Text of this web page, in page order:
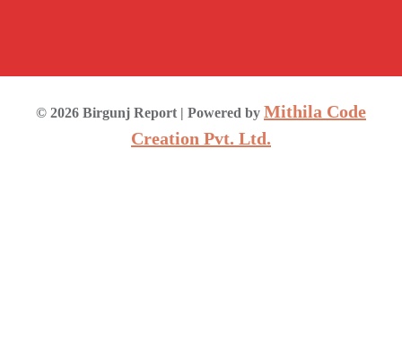
© 2026 Birgunj Report | Powered by Mithila Code
Creation Pvt. Ltd.